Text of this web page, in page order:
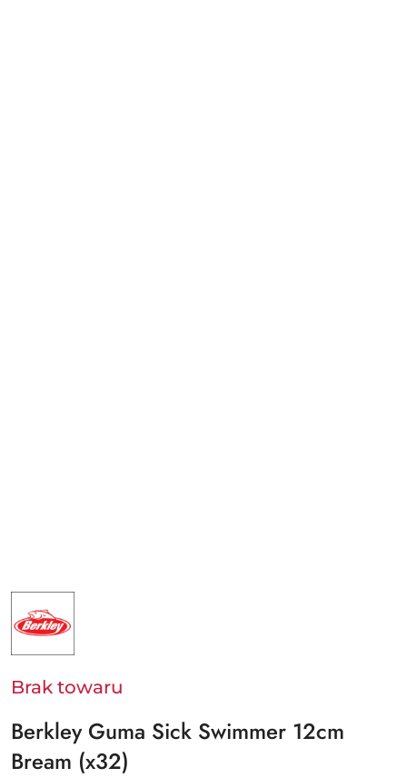
NAZWA
PRODUCENTA:
BERKLEY
FISHING
SAS
Brak towaru
Berkley Guma Sick Swimmer 12cm
Bream (x32)